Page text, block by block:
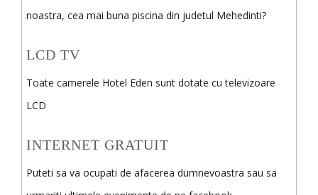
noastra, cea mai buna piscina din judetul Mehedinti?
LCD TV
Toate camerele Hotel Eden sunt dotate cu televizoare
LCD
INTERNET GRATUIT
Puteti sa va ocupati de afacerea dumnevoastra sau sa